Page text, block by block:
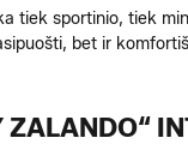
tiek sportinio, tiek
bet ir